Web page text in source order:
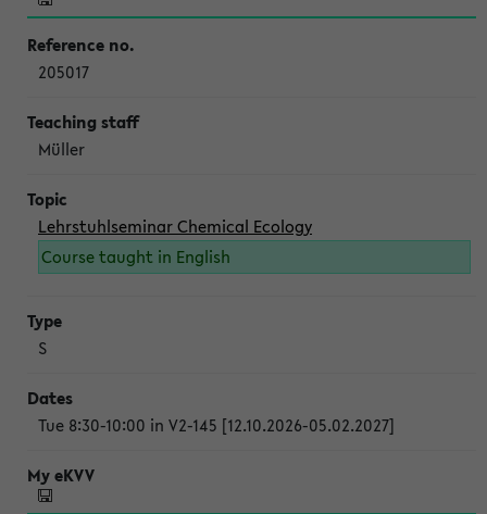
205017
Müller
Lehrstuhlseminar Chemical Ecology
Course taught in English
S
Tue 8:30-10:00 in V2-145 [12.10.2026-05.02.2027]